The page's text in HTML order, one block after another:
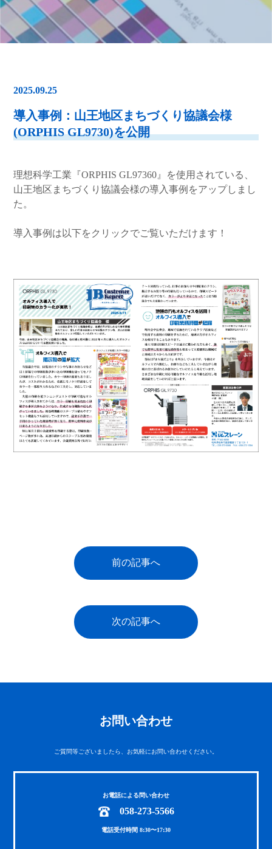
2025.09.25
導入事例：山王地区まちづくり協議会様
(ORPHIS GL9730)を公開
理想科学工業『ORPHIS GL97360』を使用されている、
山王地区まちづくり協議会様の導入事例をアップしまし
た。
導入事例は以下をクリックでご覧いただけます！
前の記事へ
次の記事へ
お問い合わせ
ご質問等ございましたら、お気軽にお問い合わせください。
お電話による問い合わせ
058-273-5566
電話受付時間 8:30〜17:30